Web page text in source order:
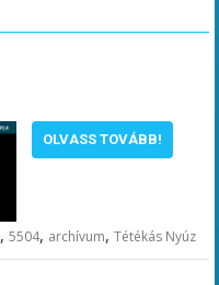
OLVASS TOVÁBB!
,5504, archívum,Tétékás Nyúz